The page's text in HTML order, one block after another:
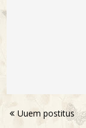
Uuem postitus